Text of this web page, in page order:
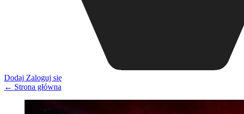
Dodaj Zaloguj się
← Strona główna